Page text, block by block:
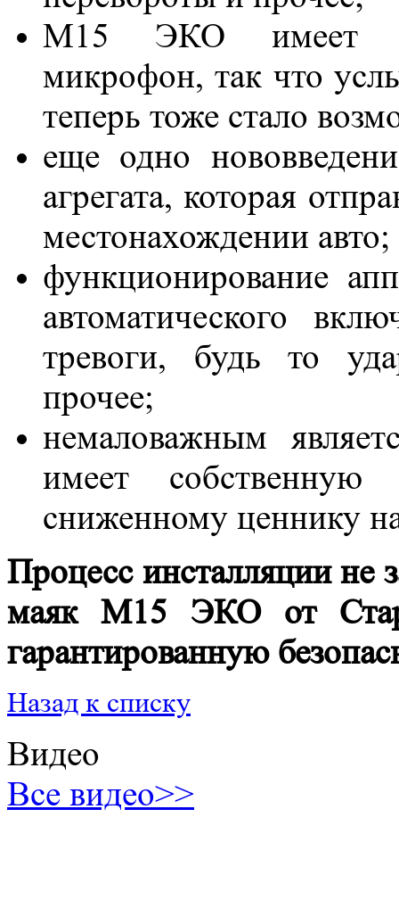
М15 ЭКО имеет
микрофон, так что
теперь тоже стало
еще одно
агрегата, которая
местонахождении авто;
функционирование
автоматического
тревоги, будь то
прочее;
немаловажным
имеет
сниженному ценнику
Процесс инсталляции не
маяк М15 ЭКО от
гарантированную
Назад к списку
Видео
Все видео>>